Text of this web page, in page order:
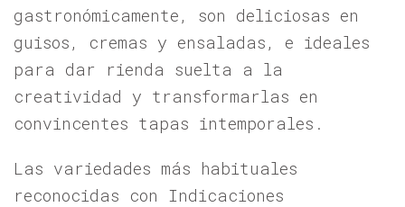
gastronómicamente, son deliciosas en
guisos, cremas y ensaladas, e ideales
para dar rienda suelta a la
creatividad y transformarlas en
convincentes tapas intemporales.
Las variedades más habituales
reconocidas con Indicaciones